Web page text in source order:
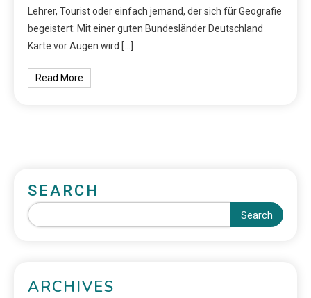
Lehrer, Tourist oder einfach jemand, der sich für Geografie
begeistert: Mit einer guten Bundesländer Deutschland
Karte vor Augen wird […]
Read More
SEARCH
Search
ARCHIVES